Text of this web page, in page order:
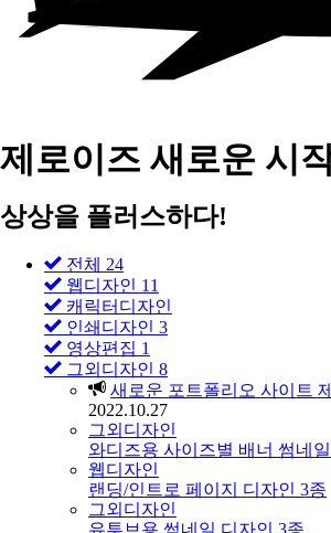
제로이즈 새로운 시
상상을 플러스하다!
전체 24
웹디자인 11
캐릭터디자인
인쇄디자인 3
영상편집 1
그외디자인 8
새로운 포트폴리오 사이트
2022.10.27
그외디자인
와디즈용 사이즈별 배너 썸네
웹디자인
랜딩/인트로 페이지 디자인 3종
그외디자인